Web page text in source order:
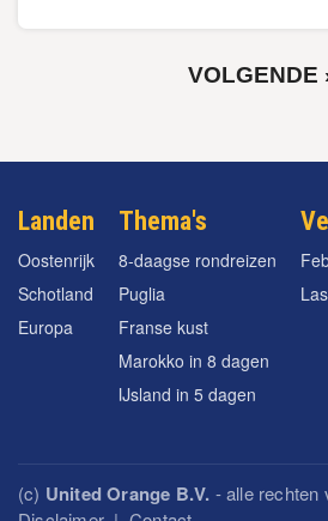
VOLGENDE
VOLGENDE
Landen
Oostenrijk
Schotland
Europa
Thema's
8-daagse rondreizen
Puglia
Franse kust
Marokko in 8 dagen
IJsland in 5 dagen
(c) United Orange B.V. - alle rechten